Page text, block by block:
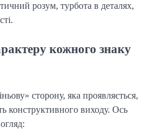
розум, турбота в деталях,
кожного знаку
сторону, яка проявляється,
конструктивного виходу. Ось